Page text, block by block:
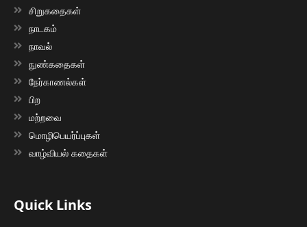
சிறுகதைகள்
நாடகம்
நாவல்
நுண்கதைகள்
நேர்காணல்கள்
பிற
மற்றவை
மொழிபெயர்ப்புகள்
வாழ்வியல் கதைகள்
Quick Links